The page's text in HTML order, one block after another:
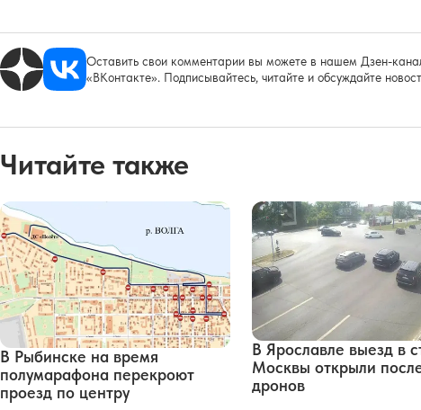
Оставить свои комментарии вы можете в нашем Дзен-
«ВКонтакте». Подписывайтесь, читайте и обсуждайте
Читайте также
В Рыбинске на время
полумарафона перекроют
проезд по центру
В Ярославле выезд в
Москвы открыли
дронов